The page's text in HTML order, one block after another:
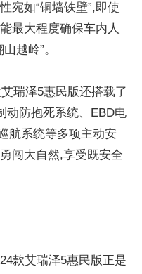
性宛如“铜墙铁壁”,即使
最大程度确保车内人
越岭”。
瑞泽5惠民版还搭载了
动防抱死系统、EBD电
航系统等多项主动安
闯大自然,享受既安全
款艾瑞泽5惠民版正是